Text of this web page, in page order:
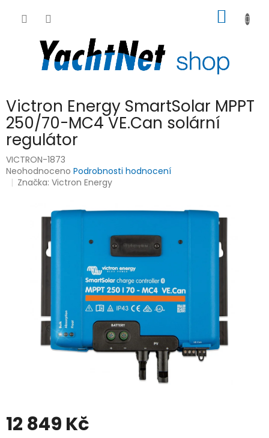
KOŠÍK
Victron Energy SmartSolar MPPT
250/70-MC4 VE.Can solární
regulátor
VICTRON-1873
Průměrné
hodnocení
hvězdiček.
Neohodnoceno Podrobnosti hodnocení
Značka:Victron Energy
12 849 Kč